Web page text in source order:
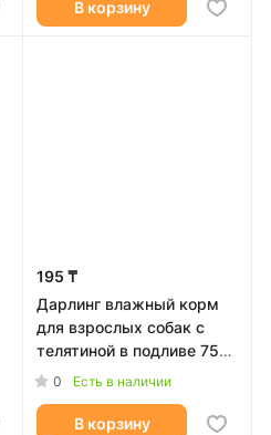
В корзину
195 ₸
Дарлинг влажный корм
для взрослых собак с
телятиной в подливе 75
гр 0 Есть в наличии
В корзину